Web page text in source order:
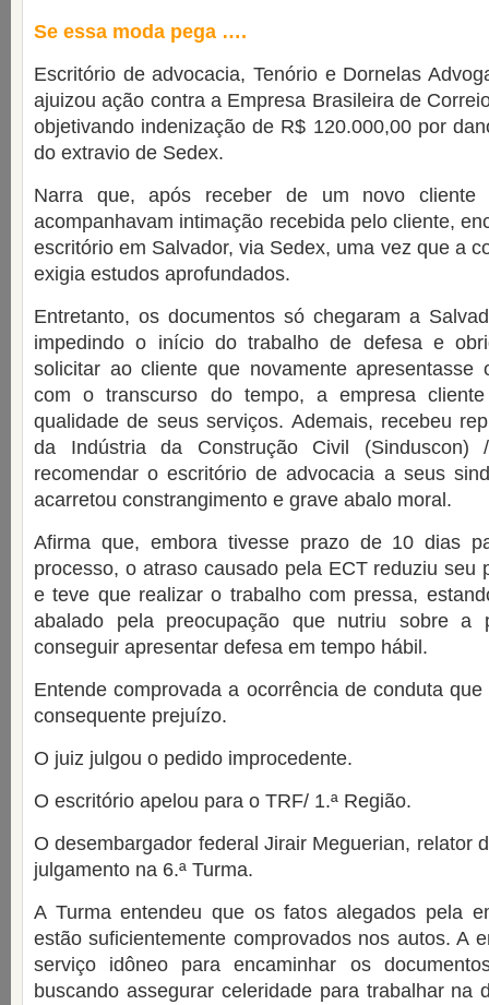
Se essa moda pega ….
Escritório de advocacia, Tenório e Dornelas
ajuizou ação contra a Empresa Brasileira de
objetivando indenização de R$ 120.000,00 por
do extravio de Sedex.
Narra que, após receber de um novo cliente
acompanhavam intimação recebida pelo cliente,
escritório em Salvador, via Sedex, uma vez que a
exigia estudos aprofundados.
Entretanto, os documentos só chegaram a
impedindo o início do trabalho de defesa e
solicitar ao cliente que novamente apresentasse
com o transcurso do tempo, a empresa
qualidade de seus serviços. Ademais, recebeu
da Indústria da Construção Civil (Sinduscon)
recomendar o escritório de advocacia a seus
acarretou constrangimento e grave abalo moral.
Afirma que, embora tivesse prazo de 10 dias
processo, o atraso causado pela ECT reduziu seu
e teve que realizar o trabalho com pressa,
abalado pela preocupação que nutriu sobre a
conseguir apresentar defesa em tempo hábil.
Entende comprovada a ocorrência de conduta
consequente prejuízo.
O juiz julgou o pedido improcedente.
O escritório apelou para o TRF/ 1.ª Região.
O desembargador federal Jirair Meguerian, relator
julgamento na 6.ª Turma.
A Turma entendeu que os fatos alegados pela
estão suficientemente comprovados nos autos. A
serviço idôneo para encaminhar os
buscando assegurar celeridade para trabalhar na